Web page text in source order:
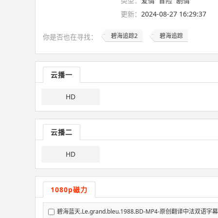
更新： 2024-08-27 16:29:37
你是否也在寻找： 碧海追踪2 碧海追踪
云播一
HD
云播二
HD
1080p磁力
碧海蓝天.Le.grand.bleu.1988.BD-MP4-原创翻译中法双语字